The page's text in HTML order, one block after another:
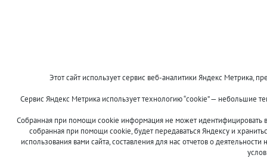
Этот сайт использует сервис веб-аналитики Яндекс Метрика,
Сервис Яндекс Метрика использует технологию “cookie” — небольшие
Собранная при помощи cookie информация не может идентифицировать
собранная при помощи cookie, будет передаваться Яндексу и
использования вами сайта, составления для нас отчетов о